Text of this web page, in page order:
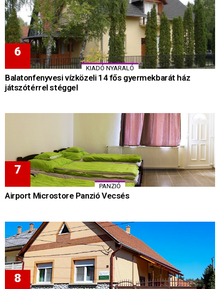
KIADÓ NYARALÓ
Balatonfenyvesi vízközeli 14 fős gyermekbarát ház
játszótérrel stéggel
PANZIÓ
Airport Microstore Panzió Vecsés